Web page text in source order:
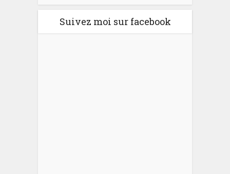
Suivez moi sur facebook